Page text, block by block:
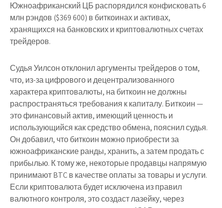
Южноафриканский ЦБ распорядился конфисковать 6
млн рэндов ($369 600) в биткоинах и активах,
хранящихся на банковских и криптовалютных счетах
трейдеров.
Судья Уилсон отклонил аргументы трейдеров о том,
что, из-за цифрового и децентрализованного
характера криптовалюты, на биткоин не должны
распространяться требования к капиталу. Биткоин —
это финансовый актив, имеющий ценность и
использующийся как средство обмена, пояснил судья.
Он добавил, что биткоин можно приобрести за
южноафриканские ранды, хранить, а затем продать с
прибылью. К тому же, некоторые продавцы напрямую
принимают BTC в качестве оплаты за товары и услуги.
Если криптовалюта будет исключена из правил
валютного контроля, это создаст лазейку, через